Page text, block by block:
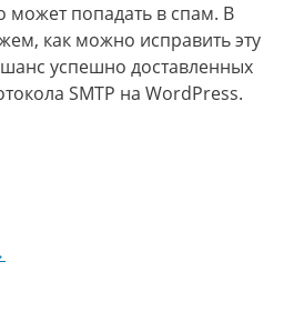
может попадать в спам. В
как можно исправить эту
успешно доставленных
SMTP на WordPress.